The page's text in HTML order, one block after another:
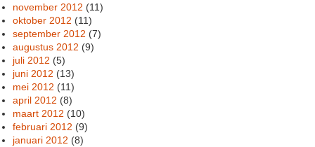
november 2012 (11)
oktober 2012 (11)
september 2012 (7)
augustus 2012 (9)
juli 2012 (5)
juni 2012 (13)
mei 2012 (11)
april 2012 (8)
maart 2012 (10)
februari 2012 (9)
januari 2012 (8)